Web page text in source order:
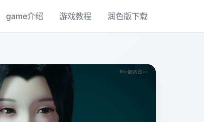
game介绍 游戏教程 润色版下载